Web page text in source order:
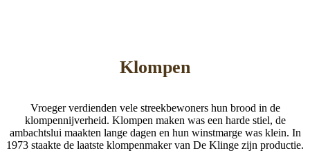
Klompen
Vroeger verdienden vele streekbewoners hun brood in de
klompennijverheid. Klompen maken was een harde stiel, de
ambachtslui maakten lange dagen en hun winstmarge was klein. In
1973 staakte de laatste klompenmaker van De Klinge zijn productie.